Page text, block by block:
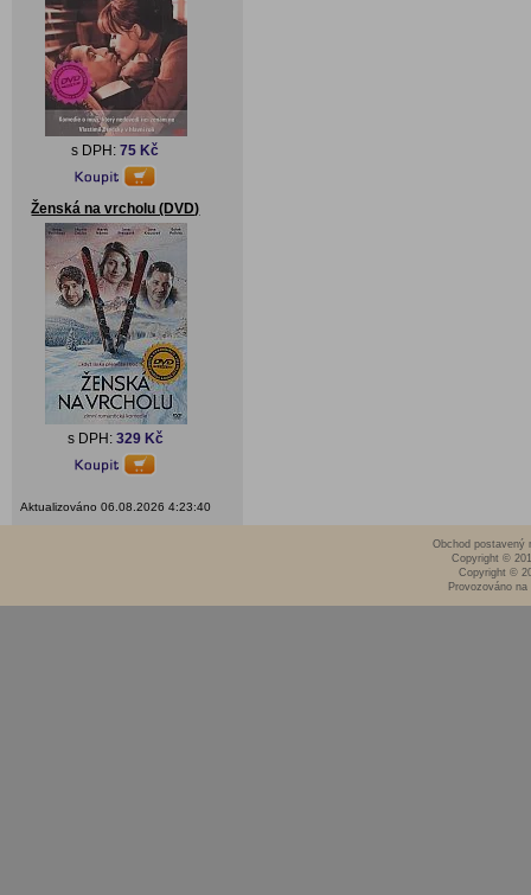
s DPH:75 Kč
Ženská na vrcholu (DVD)
s DPH: 329 Kč
Aktualizováno 06.08.2026 4:23:40
Obchod postavený
Copyright ©
Copyright ©
Provozováno